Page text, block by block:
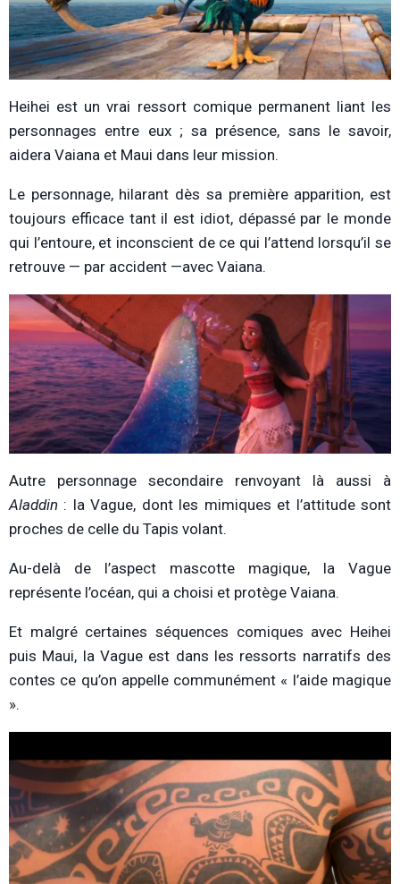
Heihei est un vrai ressort comique permanent liant les
personnages entre eux ; sa présence, sans le savoir,
aidera Vaiana et Maui dans leur mission.
Le personnage, hilarant dès sa première apparition, est
toujours efficace tant il est idiot, dépassé par le monde
qui l’entoure, et inconscient de ce qui l’attend lorsqu’il se
retrouve — par accident —avec Vaiana.
Autre personnage secondaire renvoyant là aussi à
Aladdin : la Vague, dont les mimiques et l’attitude sont
proches de celle du Tapis volant.
Au-delà de l’aspect mascotte magique, la Vague
représente l’océan, qui a choisi et protège Vaiana.
Et malgré certaines séquences comiques avec Heihei
puis Maui, la Vague est dans les ressorts narratifs des
contes ce qu’on appelle communément « l’aide magique
».